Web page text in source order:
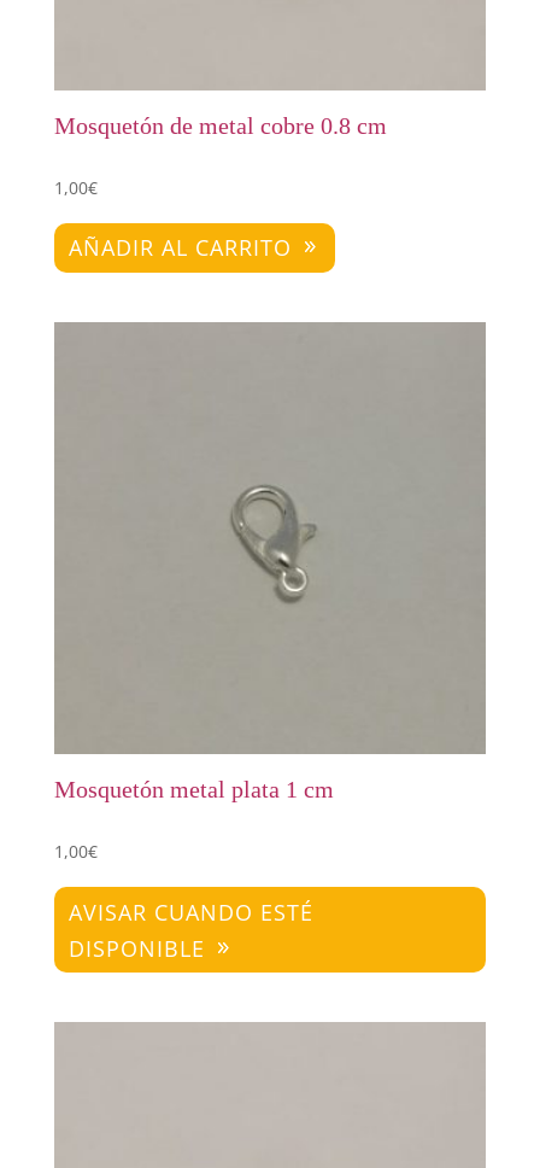
Mosquetón de metal cobre 0.8 cm
1,00€
AÑADIR AL CARRITO
Mosquetón metal plata 1 cm
1,00€
AVISAR CUANDO ESTÉ
DISPONIBLE